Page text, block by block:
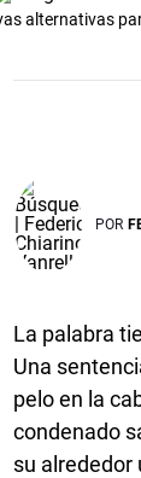
alternativas
POR
La palabra
Una
pelo en la
condenado
su alrededor